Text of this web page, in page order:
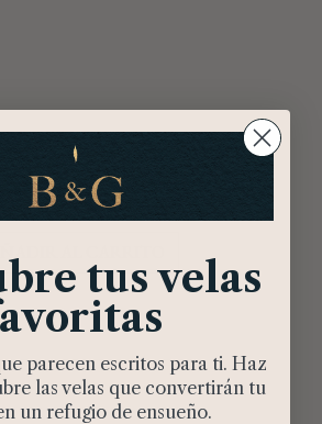
Marinas
Rhysand
18,00€ IVA incluido
AÑADIR AL CARRITO
tus velas
parecen escritos para ti. Haz
las velas que convertirán tu
un refugio de ensueño.